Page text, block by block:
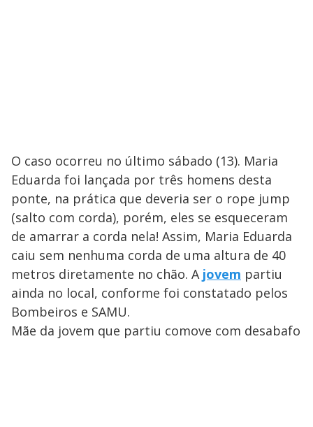
O caso ocorreu no último sábado (13). Maria
Eduarda foi lançada por três homens desta
ponte, na prática que deveria ser o rope jump
(salto com corda), porém, eles se esqueceram
de amarrar a corda nela! Assim, Maria Eduarda
caiu sem nenhuma corda de uma altura de 40
metros diretamente no chão. A jovem partiu
ainda no local, conforme foi constatado pelos
Bombeiros e SAMU.
Mãe da jovem que partiu comove com desabafo